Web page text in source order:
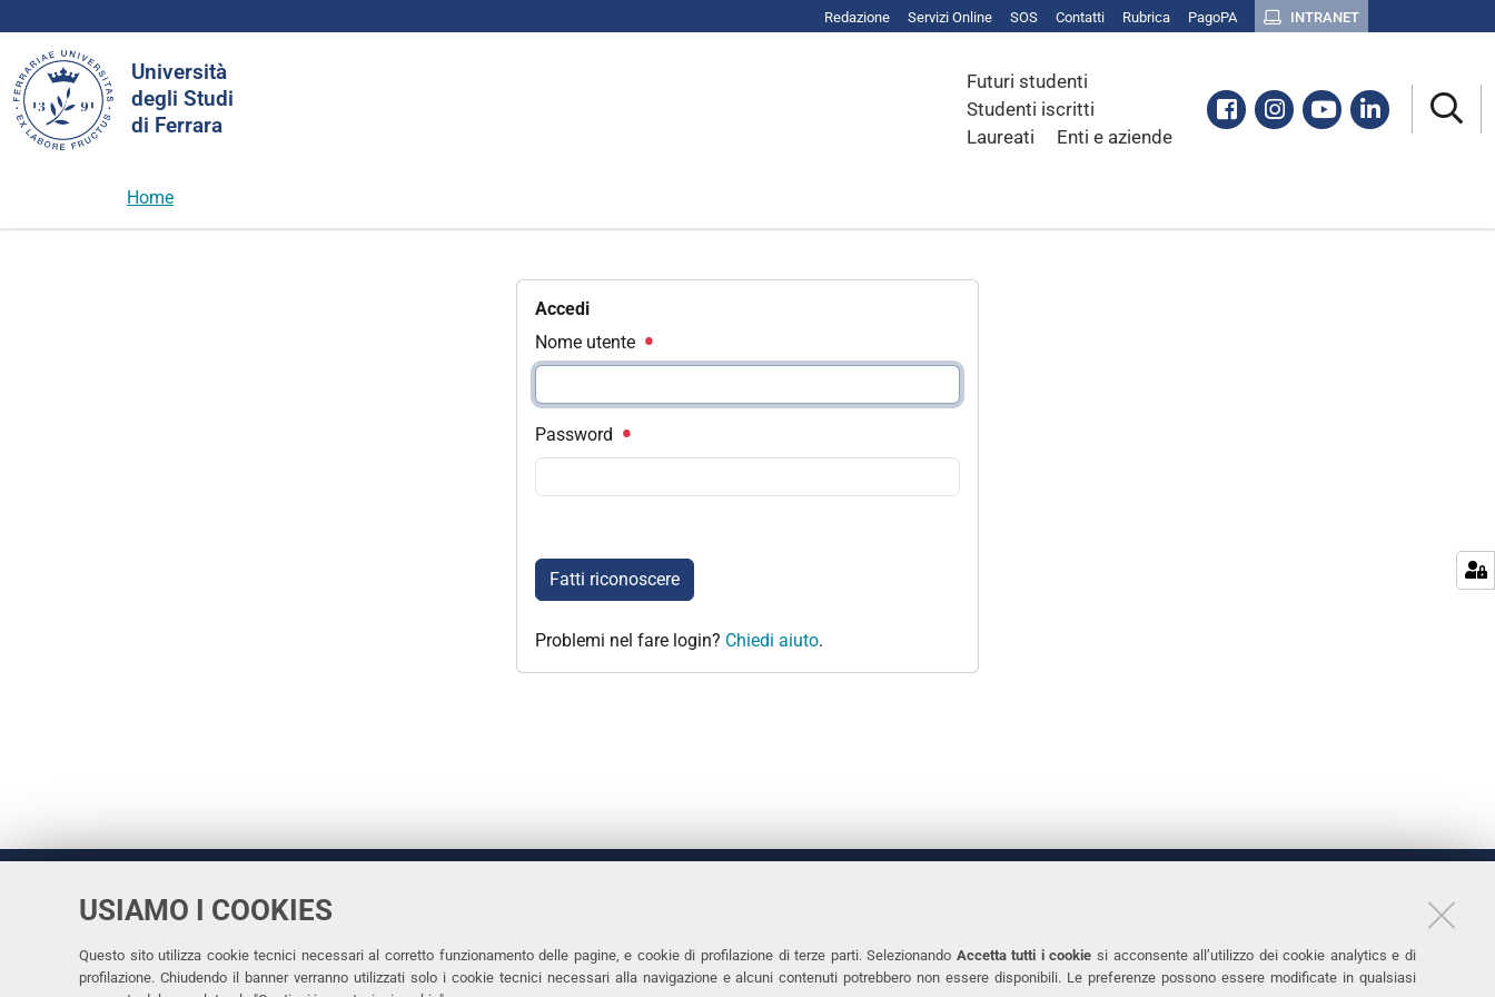
USIAMO I COOKIES
Questo sito utilizza cookie tecnici necessari al corretto funzionamento delle pagine, e cookie di profilazione di terze parti. Selezionando Accetta tutti i cookie si acconsente all’utilizzo dei cookie analytics e di
profilazione. Chiudendo il banner verranno utilizzati solo i cookie tecnici necessari alla navigazione e alcuni contenuti potrebbero non essere disponibili. Le preferenze possono essere modificate in qualsiasi
Redazione Servizi Online SOS Contatti Rubrica PagoPA INTRANET
Università
degli Studi
di Ferrara
Futuri studenti
Studenti iscritti
Laureati
Enti e aziende
Facebook
Instagram
YoutubeLinkedin
nel
sito
Home
Accedi
Nome utente
Password
Fatti riconoscere
Problemi nel fare login? Chiedi aiuto.
Università
di Ferrara
Rettrice: Prof.ssa Laura Ramaciotti
via Ludovico Ariosto, 35 - 44121 Ferrara
Tel. +39 0532 293111
Fax. +39 0532 293031
Accessibilità
Protezione dati personali